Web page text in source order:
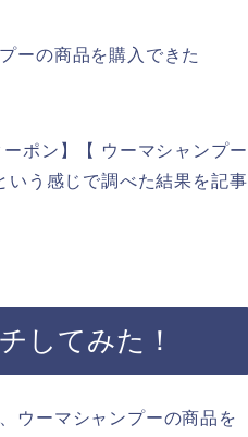
ーの商品を購入できた
ポン】【 ウーマシャンプー
いう感じで調べた結果を記事
してみた！
ウーマシャンプーの商品を